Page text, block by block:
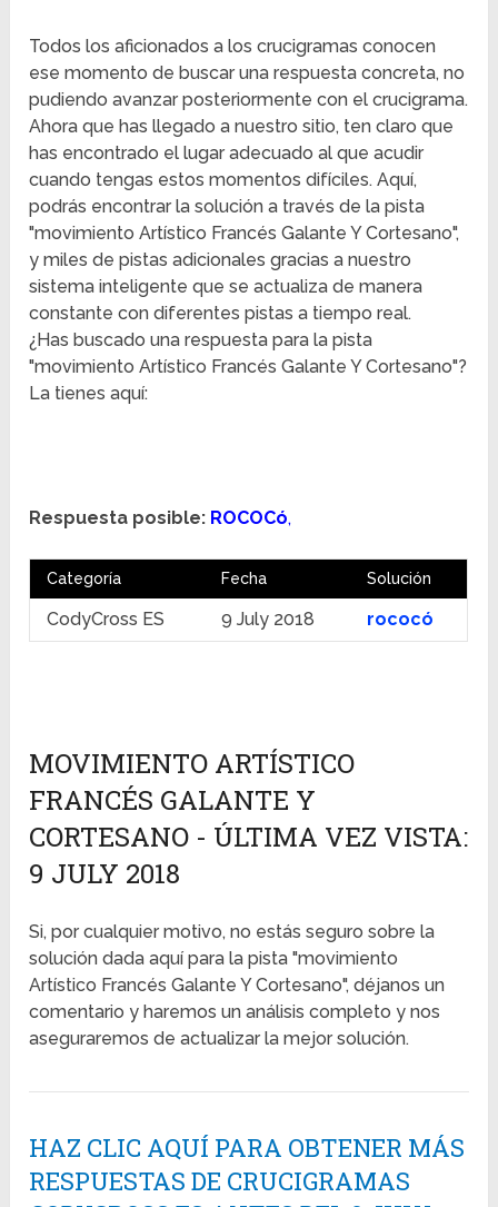
Todos los aficionados a los crucigramas conocen
ese momento de buscar una respuesta concreta, no
pudiendo avanzar posteriormente con el crucigrama.
Ahora que has llegado a nuestro sitio, ten claro que
has encontrado el lugar adecuado al que acudir
cuando tengas estos momentos difíciles. Aquí,
podrás encontrar la solución a través de la pista
"movimiento Artístico Francés Galante Y Cortesano",
y miles de pistas adicionales gracias a nuestro
sistema inteligente que se actualiza de manera
constante con diferentes pistas a tiempo real.
¿Has buscado una respuesta para la pista
"movimiento Artístico Francés Galante Y Cortesano"?
La tienes aquí:
Respuesta posible: ROCOCó,
Categoría Fecha Solución
CodyCross ES 9 July 2018 rococó
MOVIMIENTO ARTÍSTICO
FRANCÉS GALANTE Y
CORTESANO - ÚLTIMA VEZ VISTA:
9 JULY 2018
Si, por cualquier motivo, no estás seguro sobre la
solución dada aquí para la pista "movimiento
Artístico Francés Galante Y Cortesano", déjanos un
comentario y haremos un análisis completo y nos
aseguraremos de actualizar la mejor solución.
HAZ CLIC AQUÍ PARA OBTENER MÁS
RESPUESTAS DE CRUCIGRAMAS